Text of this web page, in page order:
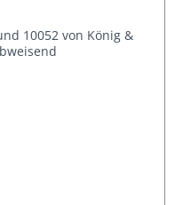
10052 von König &